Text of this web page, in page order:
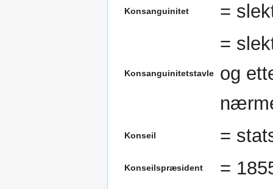
Konsanguinitet =
Konsanguinitetstavle
=
og
Konseil =
Konseilspræsident =